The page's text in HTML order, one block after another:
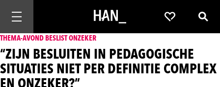
Mobiele navigatie openen Favorieten
THEMA-AVOND BESLIST ONZEKER
“ZIJN BESLUITEN IN PEDAGOGISCHE
SITUATIES NIET PER DEFINITIE COMPLEX
EN ONZEKER?”